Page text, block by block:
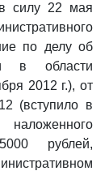
в силу 22 мая
по делу об
в области
2012 г.), от
(вступило в
рублей,